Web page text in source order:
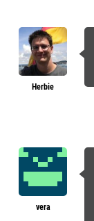
Herbie
vera